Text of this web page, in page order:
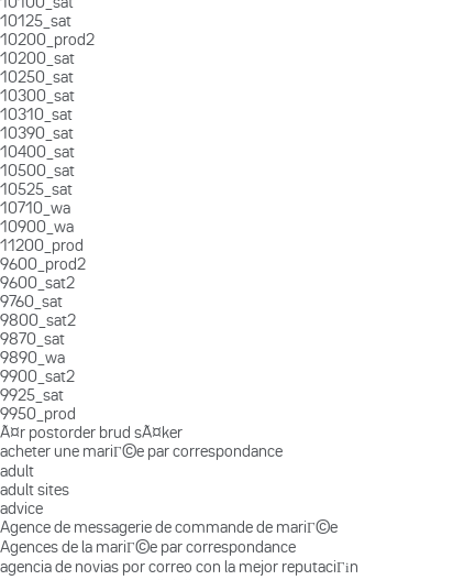
10125_sat
10200_prod2
10200_sat
10250_sat
10300_sat
10310_sat
10390_sat
10400_sat
10500_sat
10525_sat
10710_wa
10900_wa
11200_prod
9600_prod2
9600_sat2
9760_sat
9800_sat2
9870_sat
9890_wa
9900_sat2
9925_sat
9950_prod
Ã¤r postorder brud sÃ¤ker
acheter une mariГ©e par correspondance
adult
adult sites
advice
Agence de messagerie de commande de mariГ©e
Agences de la mariГ©e par correspondance
agencia de novias por correo con la mejor reputaciГіn